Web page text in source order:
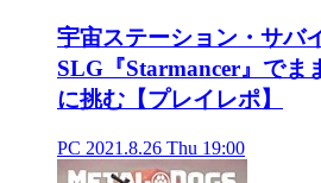
宇宙ステーション・サバ
SLG『Starmancer』でま
に挑む【プレイレポ】
PC 2021.8.26 Thu 19:00